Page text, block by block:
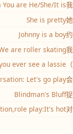
You are He/She/It is
She is pretty
Johnny is a boy
are roller skating
ever see a lassie
Let's go play
Blindman's Bluff
play:It's hot